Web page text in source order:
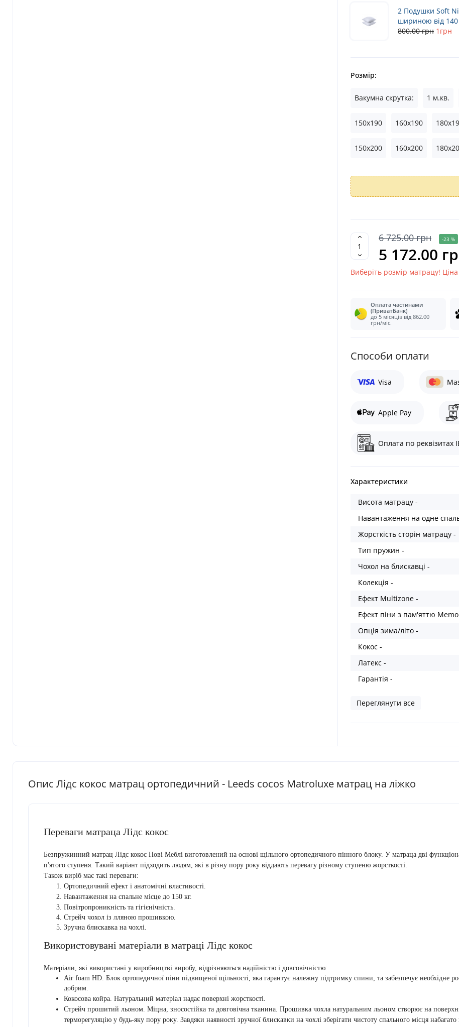
2 Подушки Soft
шириною від 140
800.00 грн 1грн
Розмір:
Вакумна скрутка: 1 м.кв.
150x190 160x190
150x200 160x200
6 725.00 грн -23 %
5 172.00
Виберіть розмір матрацу!
Оплата частинами
(ПриватБанк)
до 5 місяців від 862.00
грн/міс.
Cпособи оплати
Visa
Apple Pay
Оплата по реквізитах
Характеристики
Висота матрацу -
Навантаження на одне
Жорсткість сторін матрацу -
Тип пружин -
Чохол на блискавці -
Колекція -
Ефект Multizone -
Ефект піни з пам'яттю
Опція зима/літо -
Кокос -
Латекс -
Гарантія -
Переглянути все
Опис Лідс кокос матрац ортопедичний - Leeds cocos Matroluxe матрац на ліжко
Переваги матраца Лідс кокос
Безпружинний матрац Лідс кокос Нові Меблі виготовлений на основі щільного ортопедичного пінного блоку. У матраца дві
п'ятого ступеня. Такий варіант підходить людям, які в різну пору року віддають перевагу різному ступеню жорсткості.
Також виріб має такі переваги:
Ортопедичний ефект і анатомічні властивості.
Навантаження на спальне місце до 150 кг.
Повітропроникність та гігієнічність.
Стрейч чохол із лляною прошивкою.
Зручна блискавка на чохлі.
Використовувані матеріали в матраці Лідс кокос
Матеріали, які використані у виробництві виробу, відрізняються надійністю і довговічністю:
Air foam HD. Блок ортопедичної піни підвищеної щільності, яка гарантує належну підтримку спини, та забезпечує необхідне
добрим.
Кокосова койра. Натуральний матеріал надає поверхні жорсткості.
Стрейч прошитий льоном. Міцна, зносостійка та довговічна тканина. Прошивка чохла натуральним льоном створює на
терморегуляцію у будь-яку пору року. Завдяки наявності зручної блискавки на чохлі зберігати чистоту спального місця набагато